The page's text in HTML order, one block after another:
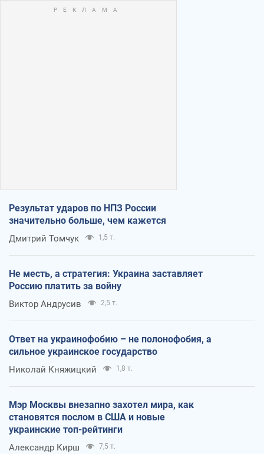
Результат ударов по НПЗ России
значительно больше, чем кажется
Дмитрий Томчук 1,5 т.
Не месть, а стратегия: Украина заставляет
Россию платить за войну
Виктор Андрусив 2,5 т.
Ответ на украинофобию – не полонофобия, а
сильное украинское государство
Николай Княжицкий 1,8 т.
Мэр Москвы внезапно захотел мира, как
становятся послом в США и новые
украинские топ-рейтинги
Александр Кирш 7,5 т.